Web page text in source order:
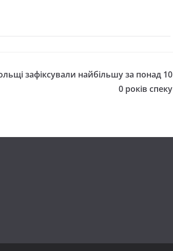
зафіксували найбільшу за понад 10
0 років спеку